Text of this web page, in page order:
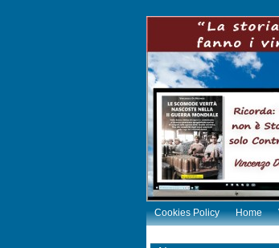
Cookies Policy Home